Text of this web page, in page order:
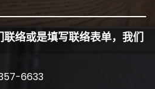
络或是填写联络表单，我们
6633